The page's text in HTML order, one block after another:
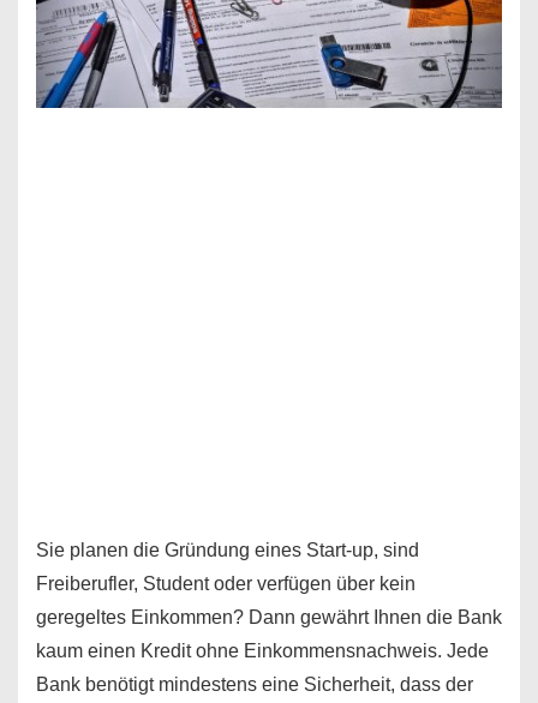
Sie planen die Gründung eines Start-up, sind
Freiberufler, Student oder verfügen über kein
geregeltes Einkommen? Dann gewährt Ihnen die Bank
kaum einen Kredit ohne Einkommensnachweis. Jede
Bank benötigt mindestens eine Sicherheit, dass der